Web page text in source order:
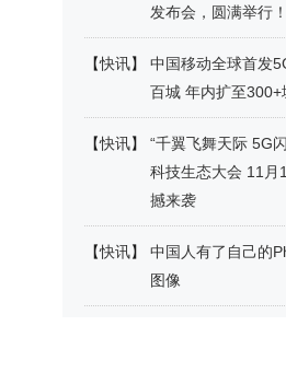
发布会，圆满举行！
【快讯】
中国移动全球首发
百城 年内扩至
【快讯】
“千翼飞舞天际 5G
科技生态大会 11月
撼来袭
【快讯】
中国人有了自己的
图像